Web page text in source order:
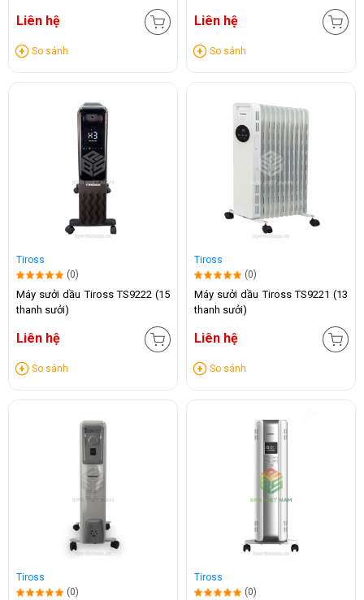
Liên hệ
So sánh
Liên hệ
So sánh
Tiross
(0)
Máy sưởi dầu Tiross TS9222 (15
thanh sưởi)
Liên hệ
So sánh
Tiross
(0)
Máy sưởi dầu Tiross TS9221 (13
thanh sưởi)
Liên hệ
So sánh
Tiross
(0)
Tiross
(0)